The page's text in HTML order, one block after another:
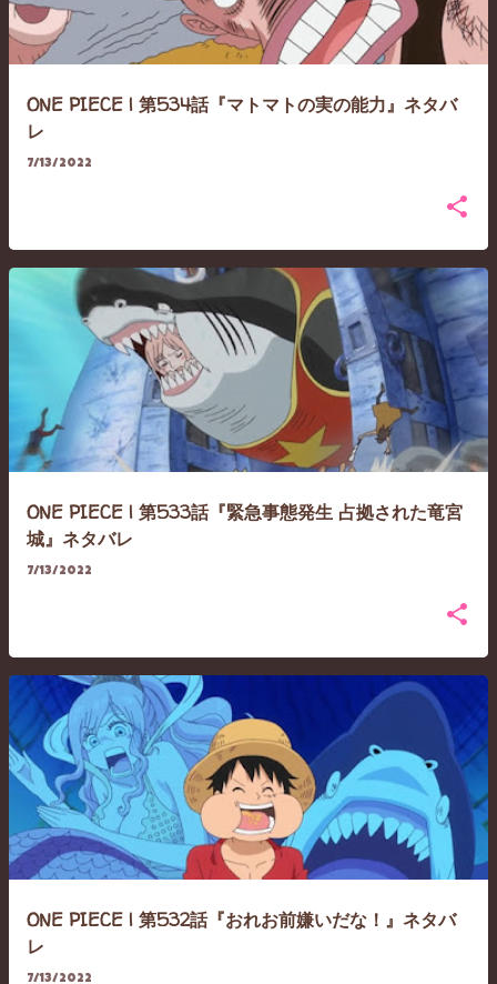
ONE PIECE | 第534話『マトマトの実の能力』ネタバ
レ
7/13/2022
ONE PIECE | 第533話『緊急事態発生 占拠された竜宮
城』ネタバレ
7/13/2022
ONE PIECE | 第532話『おれお前嫌いだな！』ネタバ
レ
7/13/2022